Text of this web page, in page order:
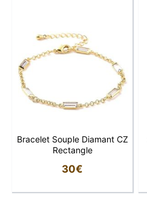
Bracelet Souple Diamant CZ
Rectangle
30€